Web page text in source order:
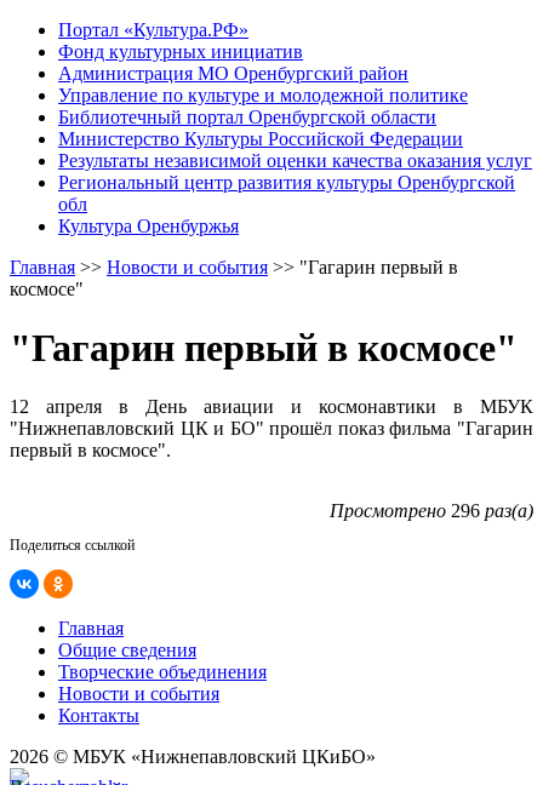
Портал «Культура.РФ»
Фонд культурных инициатив
Администрация МО Оренбургский район
Управление по культуре и молодежной политике
Библиотечный портал Оренбургской области
Министерство Культуры Российской Федерации
Результаты независимой оценки качества оказания услуг
Региональный центр развития культуры Оренбургской
обл
Культура Оренбуржья
Главная >> Новости и события >> "Гагарин первый в
космосе"
"Гагарин первый в космосе"
12 апреля в День авиации и космонавтики в МБУК
"Нижнепавловский ЦК и БО" прошёл показ фильма "Гагарин
первый в космосе".
Просмотрено 296 раз(а)
Поделиться ссылкой
Главная
Общие сведения
Творческие объединения
Новости и события
Контакты
2026 © МБУК «Нижнепавловский ЦКиБО»